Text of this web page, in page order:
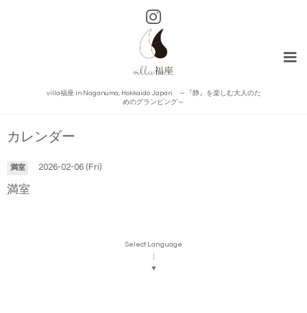
villa福座 in Naganuma, Hokkaido Japan ～『静』を楽しむ大人のた
めのグランピング～
カレンダー
満室 2026-02-06 (Fri)
満室
Select Language
▼